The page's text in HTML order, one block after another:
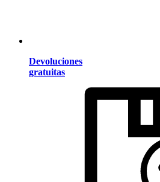
Devoluciones
gratuitas